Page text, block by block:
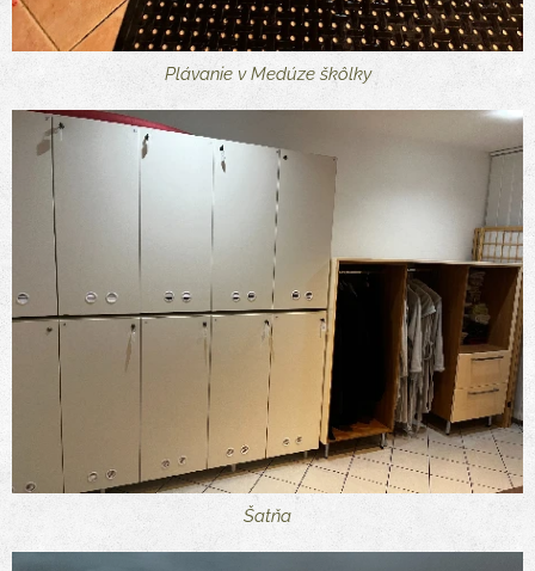
Plávanie v Medúze škôlky
Šatňa